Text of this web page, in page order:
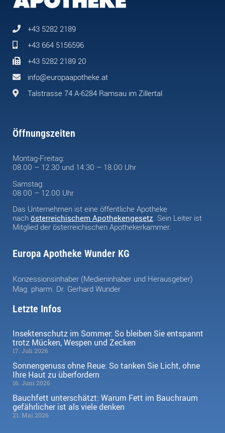
+43 5282 2189
+43 664 5156596
+43 5282 2189 20
info@europaapotheke.at
Talstrasse 74 A-6284 Ramsau im Zillertal
Öffnungszeiten
Montag-Freitag:
08.00 – 12.30 und 14.30 – 18.00 Uhr
Samstag:
08.00 – 12.00 Uhr
Das Unternehmen ist eine öffentliche Apotheke
nach österreichischem Apothekengesetz. Sein Leiter ist
Mitglied der österreichischen Apothekerkammer.
Europa Apotheke Wunder KG
Konzessionsinhaber (Medieninhaber und Herausgeber)
Mag. pharm. Dr. Gerhard Wunder
Letzte Infos
Insektenschutz im Sommer: So bleiben Sie entspannt
trotz Mücken, Wespen und Zecken
17. Juli 2026
Sonnengenuss ohne Reue: So tanken Sie Licht, ohne
Ihre Haut zu überfordern
16. Juni 2026
Bauchfett unterschätzt: Warum Fett im Bauchraum
gefährlicher ist als viele denken
21. Mai 2026